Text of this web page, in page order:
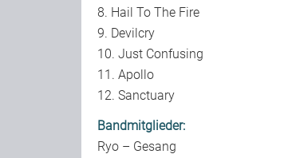
8. Hail To The Fire
9. Devilcry
10. Just Confusing
11. Apollo
12. Sanctuary
Bandmitglieder:
Ryo – Gesang